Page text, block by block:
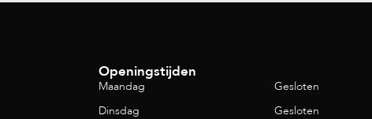
Openingstijden
Maandag
Gesloten
Dinsdag
Gesloten